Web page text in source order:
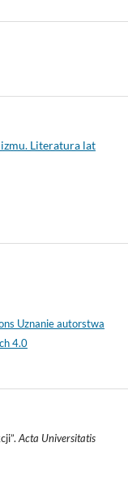
Literatura lat
Uznanie autorstwa
4.0
Acta Universitatis